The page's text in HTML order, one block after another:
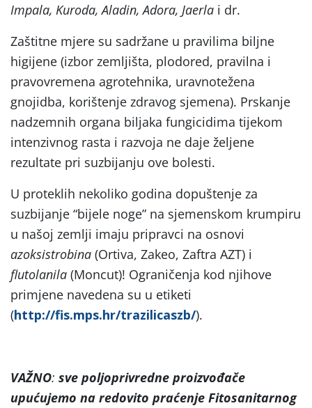
Impala, Kuroda, Aladin, Adora, Jaerla i dr.
Zaštitne mjere su sadržane u pravilima biljne
higijene (izbor zemljišta, plodored, pravilna i
pravovremena agrotehnika, uravnotežena
gnojidba, korištenje zdravog sjemena). Prskanje
nadzemnih organa biljaka fungicidima tijekom
intenzivnog rasta i razvoja ne daje željene
rezultate pri suzbijanju ove bolesti.
U proteklih nekoliko godina dopuštenje za
suzbijanje “bijele noge” na sjemenskom krumpiru
u našoj zemlji imaju pripravci na osnovi
azoksistrobina (Ortiva, Zakeo, Zaftra AZT) i
flutolanila (Moncut)! Ograničenja kod njihove
primjene navedena su u etiketi
(http://fis.mps.hr/trazilicaszb/).
VAŽNO: sve poljoprivredne proizvođače
upućujemo na redovito praćenje Fitosanitarnog